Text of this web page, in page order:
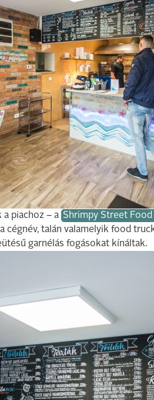
piachoz – a Shrimpy Street Food
cégnév, talán valamelyik food
garnélás fogásokat kínáltak.